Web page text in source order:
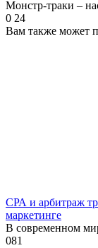
Монстр-траки –
0 24
Вам также может
СРА и арбитраж
маркетинге
В современном
081